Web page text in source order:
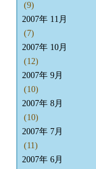
(9)
2007年 11月
(7)
2007年 10月
(12)
2007年 9月
(10)
2007年 8月
(10)
2007年 7月
(11)
2007年 6月